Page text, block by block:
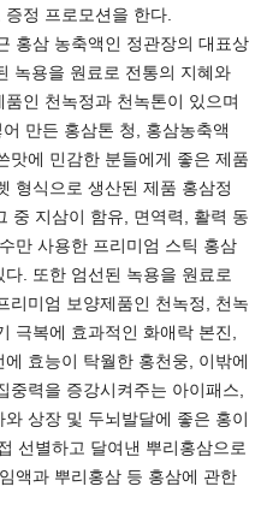
정 프로모션을 한다.
홍삼 농축액인 정관장의 대표상
녹용을 원료로 전통의 지혜와
인 천녹정과 천녹톤이 있으며
만든 홍삼톤 청, 홍삼농축액
맛에 민감한 분들에게 좋은 제품
형식으로 생산된 제품 홍삼정
중 지삼이 함유, 면역력, 활력 동
만 사용한 프리미엄 스틱 홍삼
. 또한 엄선된 녹용을 원료로
리미엄 보양제품인 천녹정, 천녹
극복에 효과적인 화애락 본진,
효능이 탁월한 홍천웅, 이밖에
력을 증강시켜주는 아이패스,
상장 및 두뇌발달에 좋은 홍이
선별하고 달여낸 뿌리홍삼으로
액과 뿌리홍삼 등 홍삼에 관한